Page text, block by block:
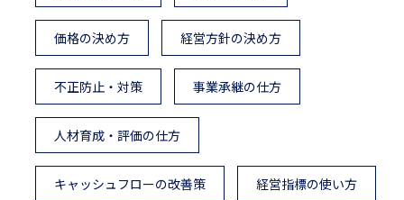
価格の決め方 経営方針の決め方
不正防止・対策 事業承継の仕方
人材育成・評価の仕方
キャッシュフローの改善策 経営指標の使い方